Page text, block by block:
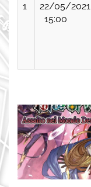
1
22/05/2021
15:00